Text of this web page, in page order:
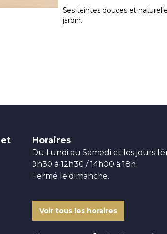
Ses teintes douces et
jardin.
Horaires
Du Lundi au Samedi et les jours
9h30 à 12h30 / 14h00 à 18h
Fermé le dimanche.
Voir tous les horaires